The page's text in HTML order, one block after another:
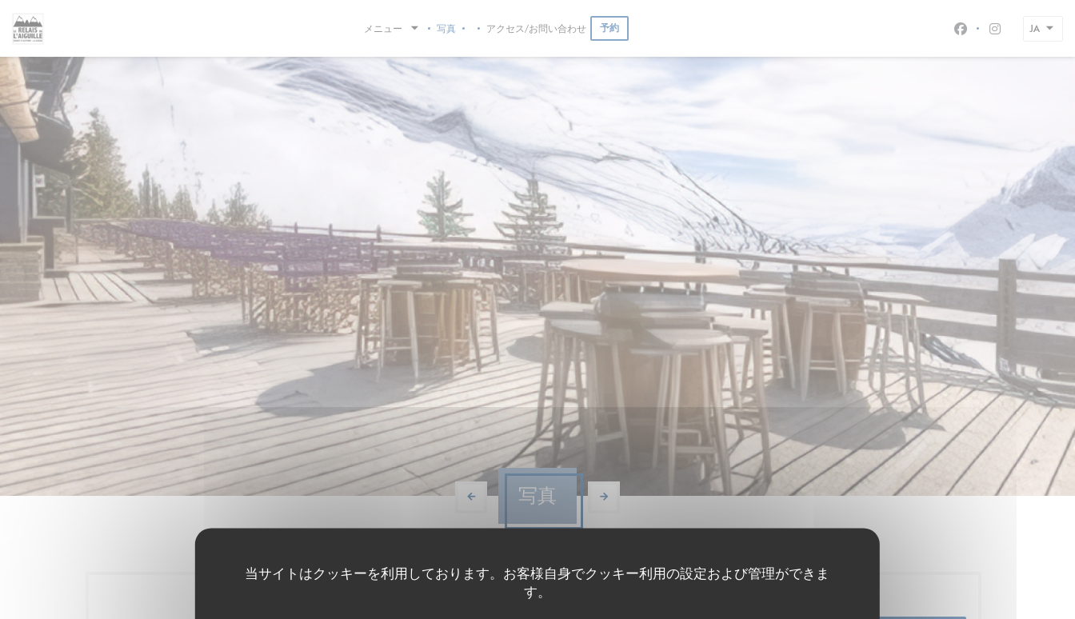
当サイトはクッキーを利用しております。お客様自身でクッキー利用の設定および管理ができま
す。
メニュー 写真
((新しいウィンドウで開きます))
アクセス/お問い合わせ 予約
Facebook ((新しい
Instagram ((
JA
写真